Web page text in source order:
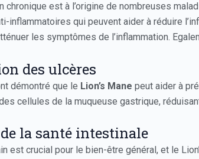
chronique est à l’origine de nombreuses
inflammatoires qui peuvent aider à réduire
les symptômes de l’inflammation.
des ulcères
démontré que le Lion’s Mane peut aider à
cellules de la muqueuse gastrique,
la santé intestinale
est crucial pour le bien-être général, et le